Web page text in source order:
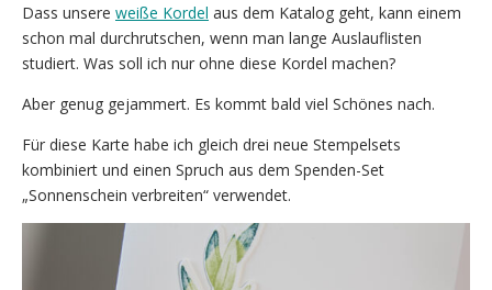
Dass unsere weiße Kordel aus dem Katalog geht, kann einem
schon mal durchrutschen, wenn man lange Auslauflisten
studiert. Was soll ich nur ohne diese Kordel machen?
Aber genug gejammert. Es kommt bald viel Schönes nach.
Für diese Karte habe ich gleich drei neue Stempelsets
kombiniert und einen Spruch aus dem Spenden-Set
„Sonnenschein verbreiten“ verwendet.